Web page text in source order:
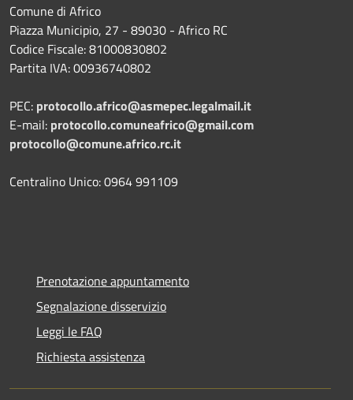
Comune di Africo
Piazza Municipio, 27 - 89030 - Africo RC
Codice Fiscale: 81000830802
Partita IVA: 00936740802
PEC: protocollo.africo@asmepec.legalmail.it
E-mail: protocollo.comuneafrico@gmail.com
protocollo@comune.africo.rc.it
Centralino Unico: 0964 991109
Prenotazione appuntamento
Segnalazione disservizio
Leggi le FAQ
Richiesta assistenza